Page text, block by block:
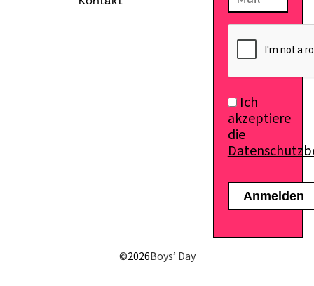
Ich
akzeptiere
die
©2026Boys’ Day